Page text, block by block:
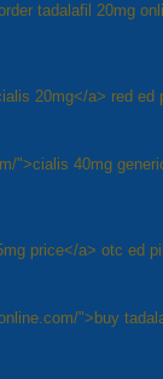
tadalafil 20mg
20mg</a> red ed
">cialis 40mg
price</a> otc ed
">buy